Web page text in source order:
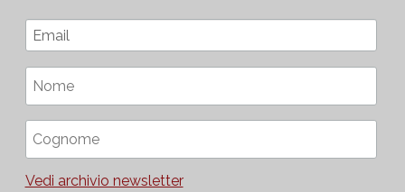
Vedi archivio newsletter